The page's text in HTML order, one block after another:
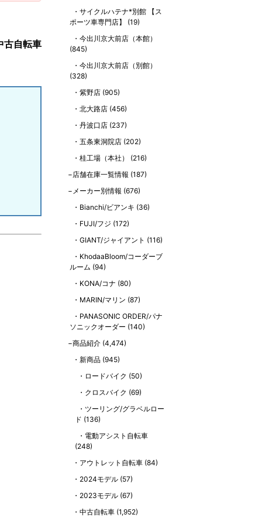
古自転車
サイクルハテナ*別館 【ス
ポーツ車専門店】
(19)
今出川京大前店（本館）
(845)
今出川京大前店（別館）
(328)
紫野店 (905)
北大路店 (456)
丹波口店 (237)
五条東洞院店 (202)
桂工場（本社）
(216)
店舗在庫一覧情報 (187)
メーカー別情報 (676)
Bianchi/ビアンキ (36)
FUJI/フジ (172)
GIANT/ジャイアント (116)
KhodaaBloom/コーダーブ
ルーム (94)
KONA/コナ (80)
MARIN/マリン (87)
PANASONIC ORDER/パナ
ソニックオーダー (140)
商品紹介 (4,474)
新商品 (945)
ロードバイク (50)
クロスバイク (69)
ツーリング/グラベルロー
ド (136)
電動アシスト自転車
(248)
アウトレット自転車 (84)
2024モデル (57)
2023モデル (67)
中古自転車 (1,952)